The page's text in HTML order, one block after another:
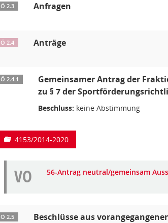
Ö 2.3 Anfragen
Ö 2.4 Anträge
Ö 2.4.1
Gemeinsamer Antrag der
zu § 7 der
Beschluss: keine Abstimmung
4153/2014-2020
VO 56-Antrag neutral/gemeinsam
Ö 2.5 Beschlüsse aus